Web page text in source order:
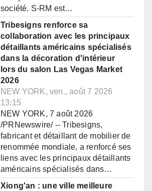
société. S-RM est…
Tribesigns renforce sa
collaboration avec les principaux
détaillants américains spécialisés
dans la décoration d'intérieur
lors du salon Las Vegas Market
2026
NEW YORK, ven., août 7 2026
13:15
NEW YORK, 7 août 2026
/PRNewswire/ -- Tribesigns,
fabricant et détaillant de mobilier de
renommée mondiale, a renforcé ses
liens avec les principaux détaillants
américains spécialisés dans…
Xiong'an : une ville meilleure